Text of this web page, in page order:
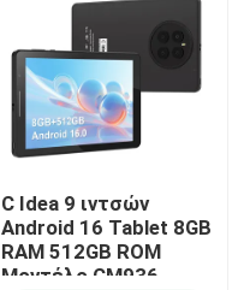
C Idea 9 ιντσών
Android 16 Tablet 8GB
RAM 512GB ROM
Μοντέλο CM936